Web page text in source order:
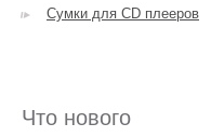
Сумки для CD плееров
Что нового